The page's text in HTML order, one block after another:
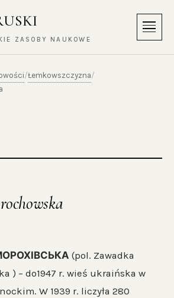
ZASOBY NAUKOWE
Menu
/Łemkowszczyzna/
(pol. Zawadka
) – do1947 r. wieś ukraińska w
W 1939 r. liczyła 280